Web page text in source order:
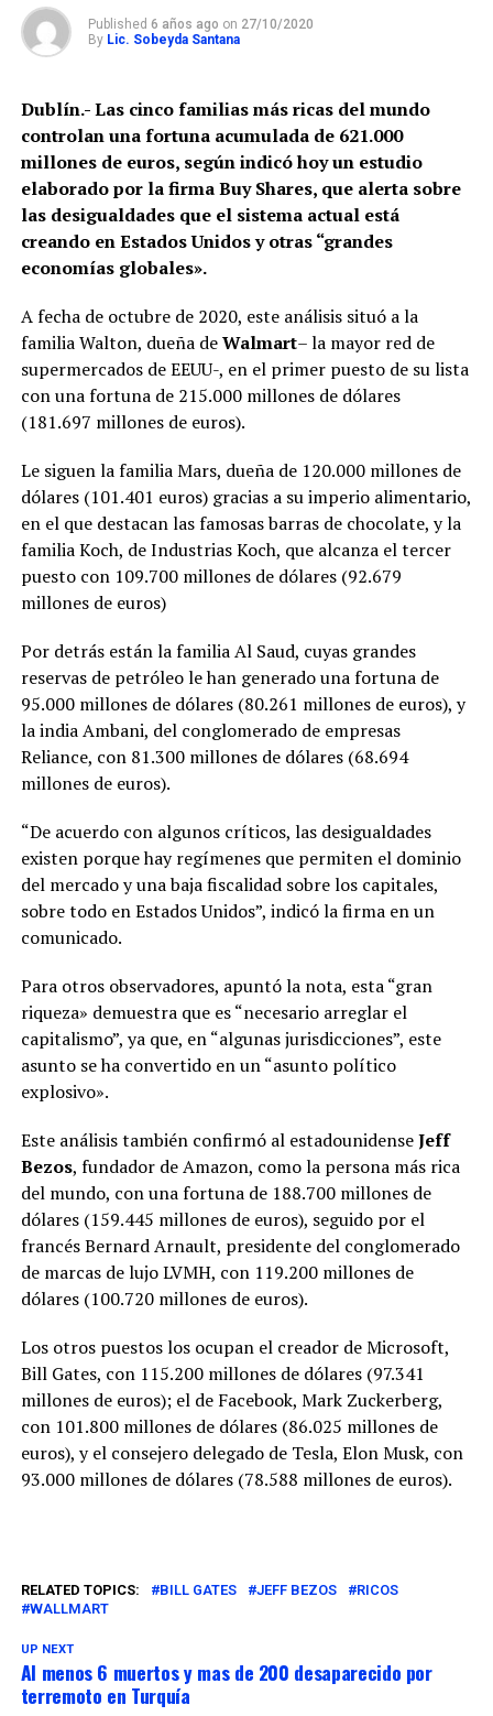
Published 6 años ago on 27/10/2020
By Lic. Sobeyda Santana
Dublín.- Las cinco familias más ricas del mundo
controlan una fortuna acumulada de 621.000
millones de euros, según indicó hoy un estudio
elaborado por la firma Buy Shares, que alerta sobre
las desigualdades que el sistema actual está
creando en Estados Unidos y otras “grandes
economías globales».
A fecha de octubre de 2020, este análisis situó a la
familia Walton, dueña deWalmart– la mayor red de
supermercados de EEUU-, en el primer puesto de su lista
con una fortuna de 215.000 millones de dólares
(181.697 millones de euros).
Le siguen la familia Mars, dueña de 120.000 millones de
dólares (101.401 euros) gracias a su imperio alimentario,
en el que destacan las famosas barras de chocolate, y la
familia Koch, de Industrias Koch, que alcanza el tercer
puesto con 109.700 millones de dólares (92.679
millones de euros)
Por detrás están la familia Al Saud, cuyas grandes
reservas de petróleo le han generado una fortuna de
95.000 millones de dólares (80.261 millones de euros), y
la india Ambani, del conglomerado de empresas
Reliance, con 81.300 millones de dólares (68.694
millones de euros).
“De acuerdo con algunos críticos, las desigualdades
existen porque hay regímenes que permiten el dominio
del mercado y una baja fiscalidad sobre los capitales,
sobre todo en Estados Unidos”, indicó la firma en un
comunicado.
Para otros observadores, apuntó la nota, esta “gran
riqueza» demuestra que es “necesario arreglar el
capitalismo”, ya que, en “algunas jurisdicciones”, este
asunto se ha convertido en un “asunto político
explosivo».
Este análisis también confirmó al estadounidenseJeff
Bezos, fundador de Amazon, como la persona más rica
del mundo, con una fortuna de 188.700 millones de
dólares (159.445 millones de euros), seguido por el
francés Bernard Arnault, presidente del conglomerado
de marcas de lujo LVMH, con 119.200 millones de
dólares (100.720 millones de euros).
Los otros puestos los ocupan el creador de Microsoft,
Bill Gates, con 115.200 millones de dólares (97.341
millones de euros); el de Facebook, Mark Zuckerberg,
con 101.800 millones de dólares (86.025 millones de
euros), y el consejero delegado de Tesla, Elon Musk, con
93.000 millones de dólares (78.588 millones de euros).
RELATED TOPICS: BILL GATES JEFF BEZOS
RICOS
WALLMART
UP NEXT
Al menos 6 muertos y mas de 200 desaparecido por
terremoto en Turquía